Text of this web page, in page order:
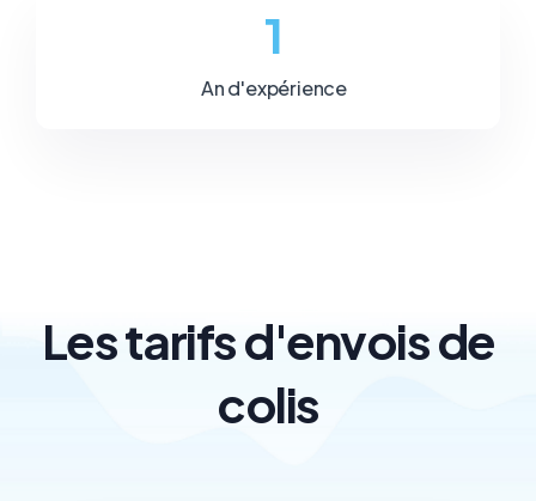
1
An d'expérience
Les tarifs d'envois de
colis